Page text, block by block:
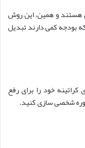
هستند و همین، این روش
بودجه کمی دارند تبدیل
کراتینه خود را برای رفع
شخصی سازی کنید.